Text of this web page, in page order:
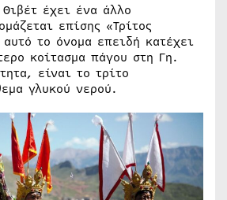
έχει ένα άλλο
επίσης «Τρίτος
το όνομα επειδή κατέχει
κοίτασμα πάγου στη Γη.
είναι το τρίτο
γλυκού νερού.